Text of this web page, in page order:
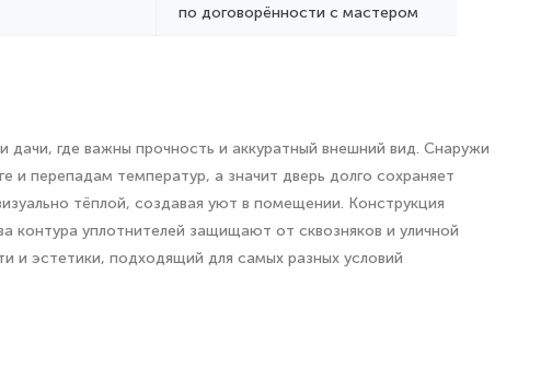
по договорённости с мастером
где важны прочность и аккуратный внешний вид. Снаружи
перепадам температур, а значит дверь долго сохраняет
тёплой, создавая уют в помещении. Конструкция
контура уплотнителей защищают от сквозняков и уличной
эстетики, подходящий для самых разных условий